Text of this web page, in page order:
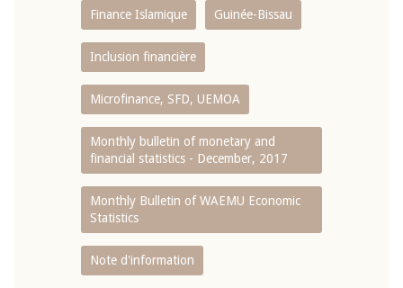
Finance Islamique Guinée-Bissau
Inclusion financière
Microfinance, SFD, UEMOA
Monthly bulletin of monetary and
financial statistics - December, 2017
Monthly Bulletin of WAEMU Economic
Statistics
Note d'information